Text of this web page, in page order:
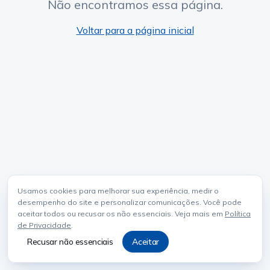
Usamos cookies para melhorar sua experiência, medir o
desempenho do site e personalizar comunicações. Você pode
aceitar todos ou recusar os não essenciais. Veja mais em Política
de Privacidade.
Recusar não essenciais Aceitar
Não encontramos essa página.
Voltar para a página inicial